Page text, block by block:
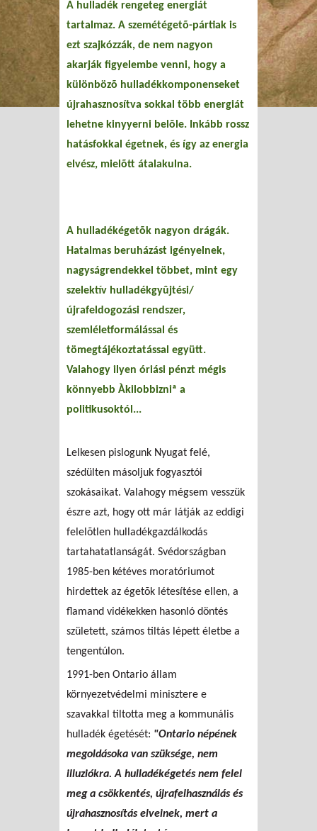
A hulladék rengeteg energiát
tartalmaz. A szemétégetõ-pártiak is
ezt szajkózzák, de nem nagyon
akarják figyelembe venni, hogy a
különbözõ hulladékkomponenseket
újrahasznosítva sokkal több energiát
lehetne kinyyerni belõle. Inkább rossz
hatásfokkal égetnek, és így az energia
elvész, mielõtt átalakulna.
A hulladékégetõk nagyon drágák.
Hatalmas beruházást igényelnek,
nagyságrendekkel többet, mint egy
szelektív hulladékgyûjtési/
újrafeldogozási rendszer,
szemléletformálással és
tömegtájékoztatással együtt.
Valahogy ilyen óriási pénzt mégis
könnyebb Àkilobbizniª a
politikusoktól...
Lelkesen pislogunk Nyugat felé,
szédülten másoljuk fogyasztói
szokásaikat. Valahogy mégsem vesszük
észre azt, hogy ott már látják az eddigi
felelõtlen hulladékgazdálkodás
tartahatatlanságát. Svédországban
1985-ben kétéves moratóriumot
hirdettek az égetõk létesítése ellen, a
flamand vidékekken hasonló döntés
született, számos tiltás lépett életbe a
tengentúlon.
1991-ben Ontario állam
környezetvédelmi minisztere e
szavakkal tiltotta meg a kommunális
hulladék égetését: "Ontario népének
megoldásoka van szüksége, nem
illuziókra. A hulladékégetés nem felel
meg a csökkentés, újrafelhasználás és
újrahasznosítás elveinek, mert a